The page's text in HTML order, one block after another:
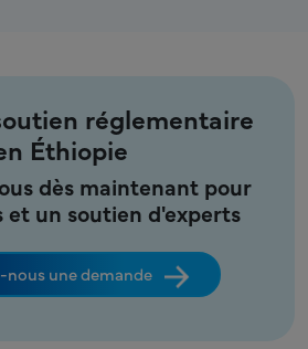
réglementaire
Éthiopie
dès maintenant pour
et un soutien d'experts
nous une demande